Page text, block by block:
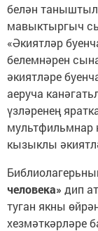
белән
мавыктыргыч
«Әкиятләр
белемнәрен
әкиятләре
аеруча
үзләренең
мультфильмнар
кызыклы
человека» дип
туган якны
хезмәткәрләре